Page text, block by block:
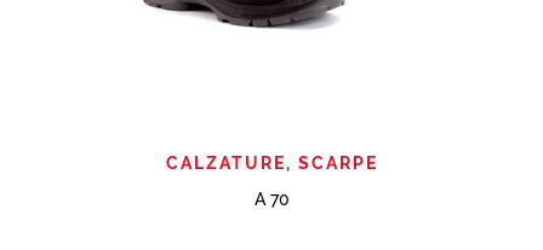
CALZATURE, SCARPE
A 70